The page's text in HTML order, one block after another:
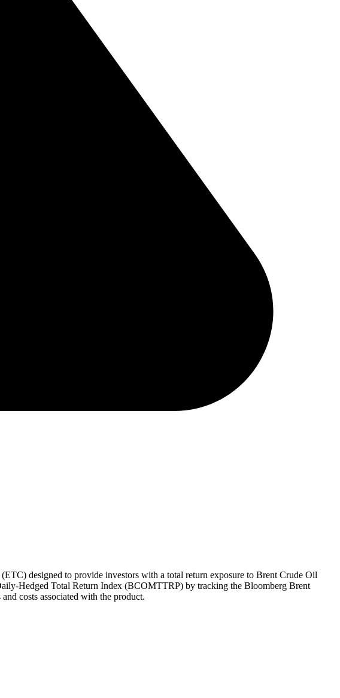
designed to provide investors with a total return exposure to Brent Crude Oil
Hedged Total Return Index (BCOMTTRP) by tracking the Bloomberg Brent
costs associated with the product.